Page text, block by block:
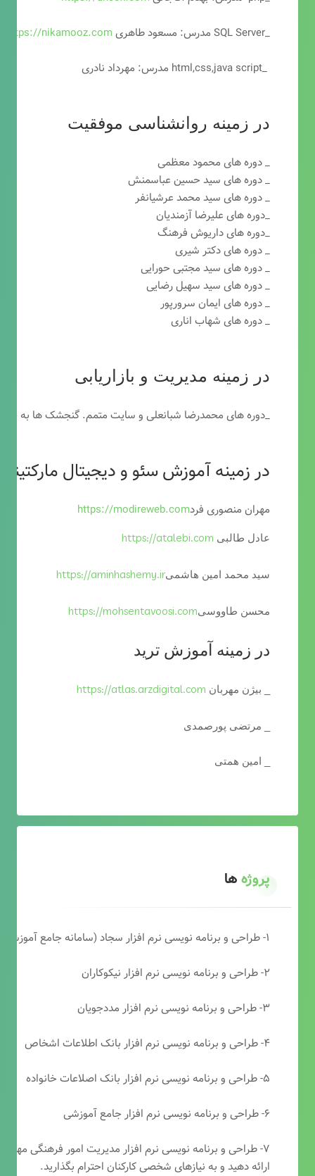
_SQL Server مدرس: مسعود طاهری
https://nikamooz.com
_html,css,java script مدرس: مهرداد نادری
در زمینه روانشناسی موفقیت
_ دوره های محمود معظمی
_ دوره های سید حسین عباسمنش
_ دوره های سید محمد عرشیانفر
_دوره های علیرضا آزمندیان
_دوره های داریوش فرهنگ
_ دوره های دکتر شیری
_ دوره های سید مجتبی حورایی
_ دوره های سید سهیل رضایی
_ دوره های ایمان سرورپور
_ دوره های شهاب اناری
در زمینه مدیریت و بازاریابی
_دوره های محمدرضا شبانعلی و سایت متمم. گنجشک ها به
در زمینه آموزش سئو و دیجیتال
مهران منصوری فردhttps://modireweb.com
عادل طالبی https://atalebi.com
سید محمد امین هاشمیhttps://aminhashemy.ir
محسن طاووسیhttps://mohsentavoosi.com
در زمینه آموزش ترید
_ بیژن مهربان https://atlas.arzdigital.com
_ مرتضی پورصمدی
_ امین همتی
پروژهها
۱- طراحی و برنامه نویسی نرم افزار سجاد (سامانه جامع آموزشی دارالقرآن)
۲- طراحی و برنامه نویسی نرم افزار نیکوکاران
۳- طراحی و برنامه نویسی نرم افزار مددجویان
۴- طراحی و برنامه نویسی نرم افزار بانک اطلاعات اشخاص
۵- طراحی و برنامه نویسی نرم افزار بانک اصلاعات خانواده
۶- طراحی و برنامه نویسی نرم افزار جامع آموزشی
۷- طراحی و برنامه نویسی نرم افزار مدیریت امور فرهنگی
ارائه دهید و به نیازهای شخصی کارکنان احترام بگذارید.